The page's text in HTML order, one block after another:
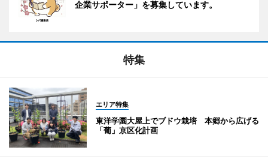
企業サポーター」を募集しています。
特集
エリア特集
東洋学園大屋上でブドウ栽培 本郷から広げる
「葡」京区化計画